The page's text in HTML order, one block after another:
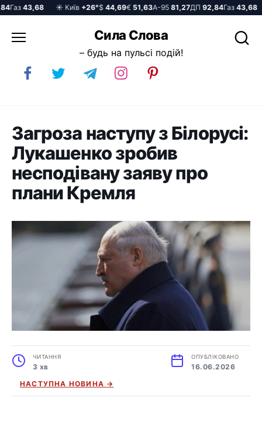
43,68 ☀️ Київ+26°$44,69€51,63А-9581,27ДП92,84Газ43,68
до
Сила Слова
– будь на пульсі подій!
Загроза наступу з Білорусі:
Лукашенко зробив
несподівану заяву про
плани Кремля
ЧИТАННЯ
3 хв
ОПУБЛІКОВАНО
16.06.2026
НАСТУПНА НОВИНА →